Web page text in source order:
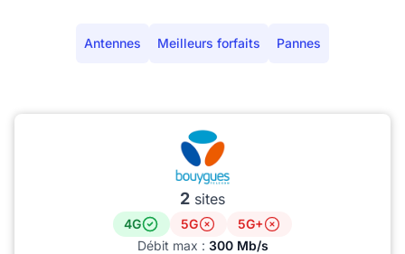
Antennes Meilleurs forfaits Pannes
2 sites
4G 5G
5G+
Débit max : 300 Mb/s